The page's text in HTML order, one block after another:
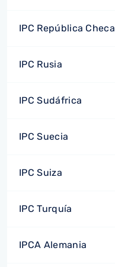
IPC República Checa
IPC Rusia
IPC Sudáfrica
IPC Suecia
IPC Suiza
IPC Turquía
IPCA Alemania